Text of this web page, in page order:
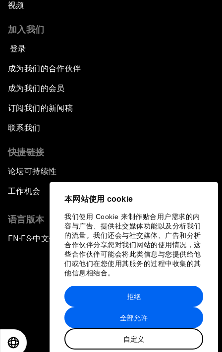
本网站使用 cookie
我们使用 Cookie 来制作贴合用户需求的内
容与广告、提供社交媒体功能以及分析我们
的流量。我们还会与社交媒体、广告和分析
合作伙伴分享您对我们网站的使用情况，这
些合作伙伴可能会将此类信息与您提供给他
们或他们在您使用其服务的过程中收集的其
他信息相结合。
全部允许
自定义
拒绝
视频
加入我们
登录
成为我们的合作伙伴
成为我们的会员
订阅我们的新闻稿
联系我们
快捷链接
论坛可持续性
工作机会
语言版本
EN ▪ES▪中文▪ 日本語
站点地图
世界经济论坛